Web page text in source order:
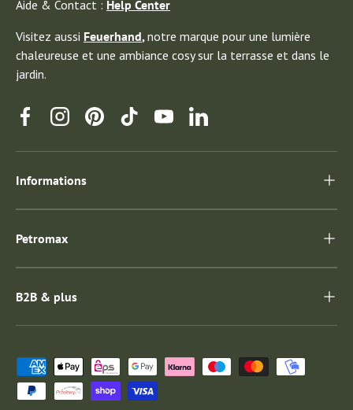
Aide & Contact : Help Center
Visitez aussi Feuerhand, notre marque pour une lumière
chaleureuse et une ambiance cosy sur la terrasse et dans le
jardin.
FacebookInstagramPinterestTikTokYouTubeLinkedin
Informations
Petromax
B2B & plus
Moyens de paiement acceptés